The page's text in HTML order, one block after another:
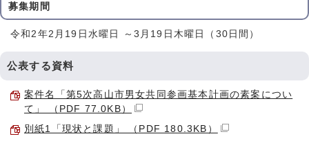
募集期間
令和2年2月19日水曜日 ～3月19日木曜日（30日間）
公表する資料
案件名「第5次高山市男女共同参画基本計画の素案につい
て」 （PDF 77.0KB）
別紙1「現状と課題」 （PDF 180.3KB）